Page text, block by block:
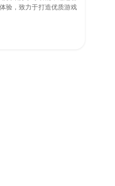
验，致力于打造优质游戏